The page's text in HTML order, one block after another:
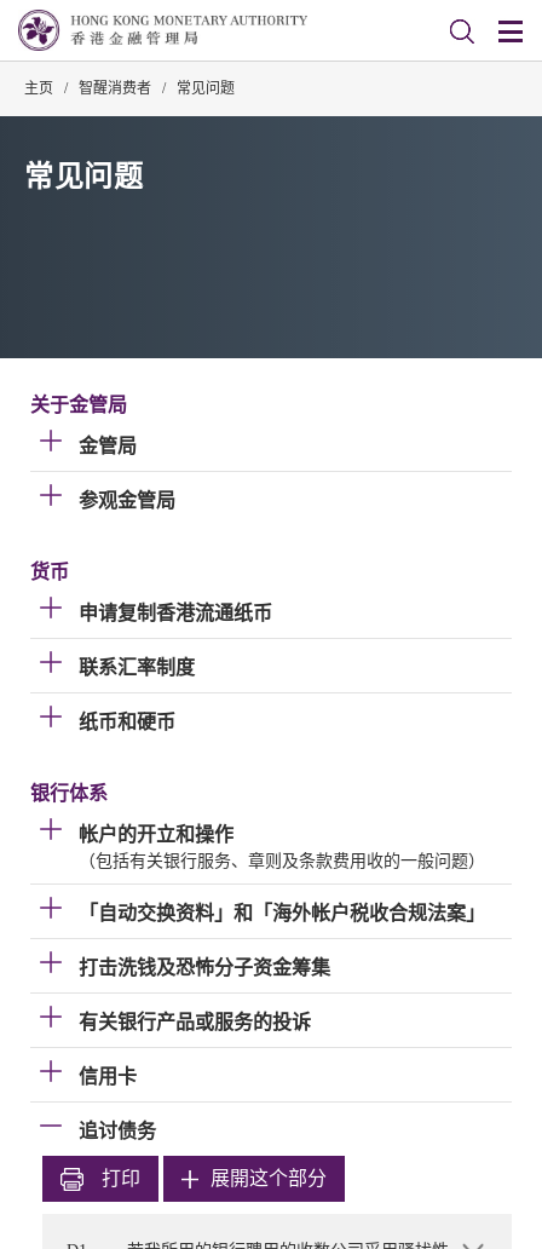
主页 / 智醒消费者 / 常见问题
常见问题
关于金管局
金管局
参观金管局
货币
申请复制香港流通纸币
联系汇率制度
纸币和硬币
银行体系
帐户的开立和操作
（包括有关银行服务、章则及条款费用收的一般问题）
「自动交换资料」和「海外帐户税收合规法案」
打击洗钱及恐怖分子资金筹集
有关银行产品或服务的投诉
信用卡
追讨债务
打印 展開这个部分